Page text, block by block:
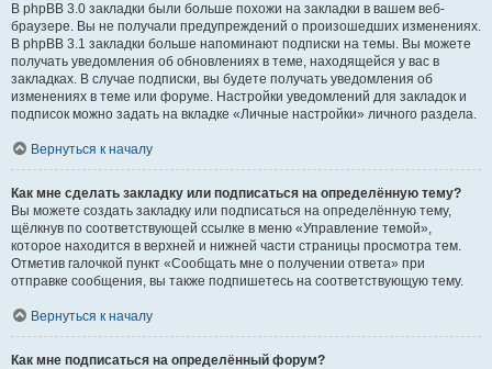
В phpBB 3.0 закладки были больше похожи на закладки в вашем веб-
браузере. Вы не получали предупреждений о произошедших изменениях.
В phpBB 3.1 закладки больше напоминают подписки на темы. Вы можете
получать уведомления об обновлениях в теме, находящейся у вас в
закладках. В случае подписки, вы будете получать уведомления об
изменениях в теме или форуме. Настройки уведомлений для закладок и
подписок можно задать на вкладке «Личные настройки» личного раздела.
Вернуться к началу
Как мне сделать закладку или подписаться на определённую тему?
Вы можете создать закладку или подписаться на определённую тему,
щёлкнув по соответствующей ссылке в меню «Управление темой»,
которое находится в верхней и нижней части страницы просмотра тем.
Отметив галочкой пункт «Сообщать мне о получении ответа» при
отправке сообщения, вы также подпишетесь на соответствующую тему.
Вернуться к началу
Как мне подписаться на определённый форум?